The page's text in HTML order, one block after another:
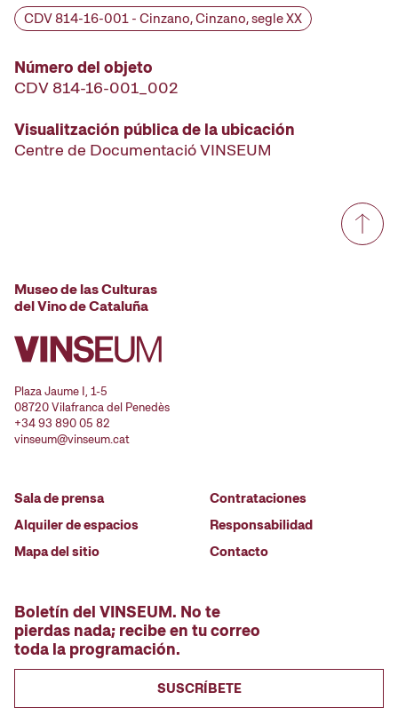
CDV 814-16-001 - Cinzano, Cinzano, segle XX
Número del objeto
CDV 814-16-001_002
Visualitzación pública de la ubicación
Centre de Documentació VINSEUM
Museo de las Culturas
del Vino de Cataluña
Plaza Jaume I, 1-5
08720 Vilafranca del Penedès
+34 93 890 05 82
vinseum@vinseum.cat
Sala de prensa
Alquiler de espacios
Mapa del sitio
Contrataciones
Responsabilidad
Contacto
Boletín del VINSEUM. No te
pierdas nada; recibe en tu correo
toda la programación.
SUSCRÍBETE